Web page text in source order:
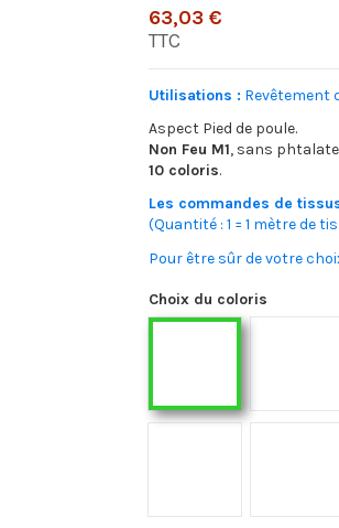
63,03 €
TTC
Utilisations : Revêtement
Aspect Pied de poule.
Non Feu M1, sans
10 coloris.
Les commandes de
(Quantité : 1 = 1 mètre de
Pour être sûr de votre
Choix du coloris
11 022 007 Prairie